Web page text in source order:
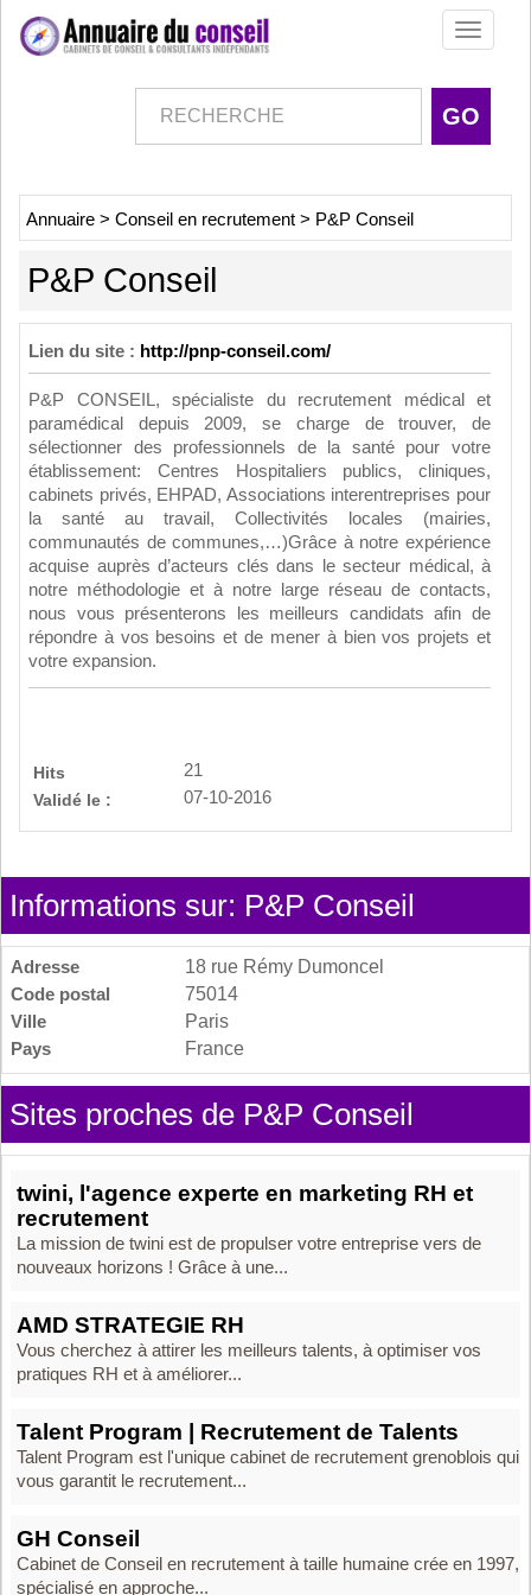
Toggle
Annuaire > Conseil en recrutement > P&P Conseil
P&P Conseil
Lien du site : http://pnp-conseil.com/
P&P CONSEIL, spécialiste du recrutement médical et
paramédical depuis 2009, se charge de trouver, de
sélectionner des professionnels de la santé pour votre
établissement: Centres Hospitaliers publics, cliniques,
cabinets privés, EHPAD, Associations interentreprises pour
la santé au travail, Collectivités locales (mairies,
communautés de communes,…)Grâce à notre expérience
acquise auprès d’acteurs clés dans le secteur médical, à
notre méthodologie et à notre large réseau de contacts,
nous vous présenterons les meilleurs candidats afin de
répondre à vos besoins et de mener à bien vos projets et
votre expansion.
Hits
21
Validé le :
07-10-2016
Informations sur: P&P Conseil
Adresse
18 rue Rémy Dumoncel
Code postal
75014
Ville
Paris
Pays
France
Sites proches de P&P Conseil
twini, l'agence experte en marketing RH et
recrutement
La mission de twini est de propulser votre entreprise vers de
nouveaux horizons ! Grâce à une...
AMD STRATEGIE RH
Vous cherchez à attirer les meilleurs talents, à optimiser vos
pratiques RH et à améliorer...
Talent Program | Recrutement de Talents
Talent Program est l'unique cabinet de recrutement grenoblois qui
vous garantit le recrutement...
GH Conseil
Cabinet de Conseil en recrutement à taille humaine crée en 1997,
spécialisé en approche...